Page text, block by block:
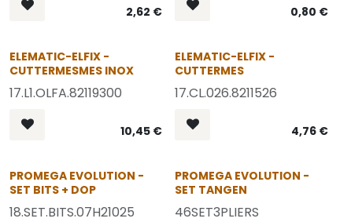
2,62 € 0,80 €
OP = OP
ELEMATIC-ELFIX -
CUTTERMESMES INOX
17.L1.OLFA.82119300
10,45 €
ELEMATIC-ELFIX -
CUTTERMES
17.CL.026.8211526
4,76€
PROMEGA EVOLUTION -
SET BITS + DOP
18.SET.BITS.07H21025 OP = OP
PROMEGA EVOLUTION -
SET TANGEN
46SET3PLIERS